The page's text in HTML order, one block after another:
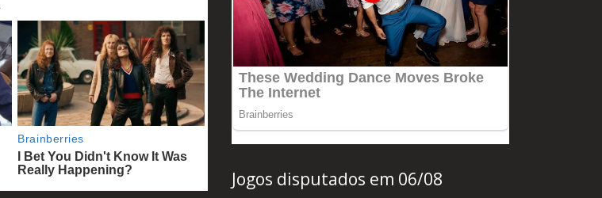
Jogos disputados em 06/08